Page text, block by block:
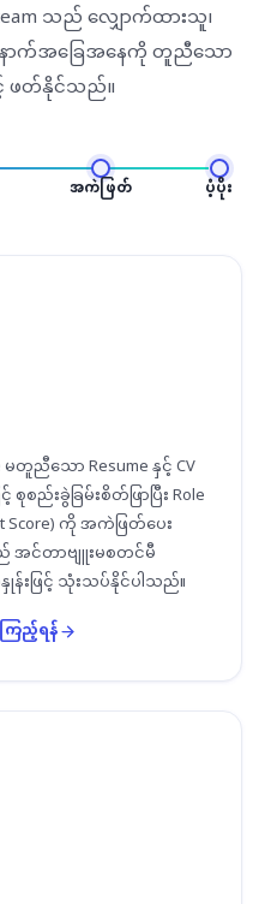
သည် လျှောက်ထားသူ၊
နောက်အခြေအနေကို တူညီသော
ဖတ်နိုင်သည်။
အကဲဖြတ် ပံ့ပိုး
မတူညီသော Resume နှင့် CV
စည်းခွဲခြမ်းစိတ်ဖြာပြီး Role
Score) ကို အကဲဖြတ်ပေး
အင်တာဗျူးမစတင်မီ
န်းဖြင့် သုံးသပ်နိုင်ပါသည်။
ြည့်ရန်